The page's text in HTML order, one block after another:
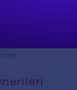
cümle ile cevap
(Hafta sonları